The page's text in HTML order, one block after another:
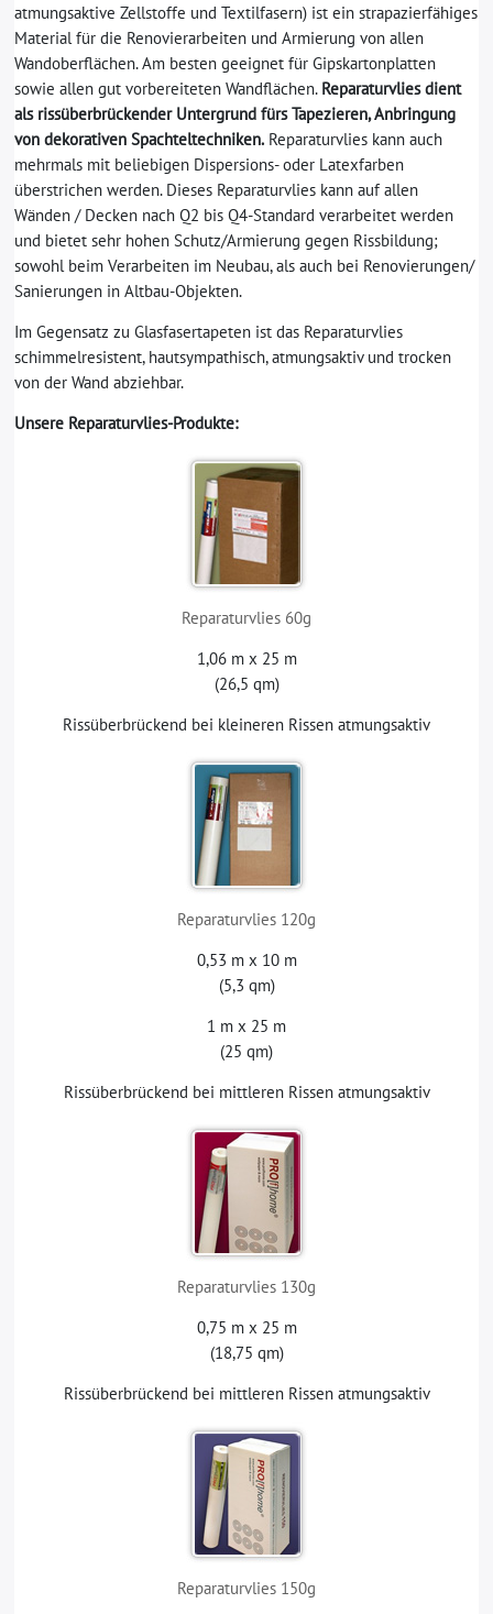
atmungsaktive Zellstoffe und Textilfasern) ist ein strapazierfähiges
Material für die Renovierarbeiten und Armierung von allen
Wandoberflächen. Am besten geeignet für Gipskartonplatten
sowie allen gut vorbereiteten Wandflächen. Reparaturvlies dient
als rissüberbrückender Untergrund fürs Tapezieren, Anbringung
von dekorativen Spachteltechniken. Reparaturvlies kann auch
mehrmals mit beliebigen Dispersions- oder Latexfarben
überstrichen werden. Dieses Reparaturvlies kann auf allen
Wänden / Decken nach Q2 bis Q4-Standard verarbeitet werden
und bietet sehr hohen Schutz/Armierung gegen Rissbildung;
sowohl beim Verarbeiten im Neubau, als auch bei Renovierungen/
Sanierungen in Altbau-Objekten.
Im Gegensatz zu Glasfasertapeten ist das Reparaturvlies
schimmelresistent, hautsympathisch, atmungsaktiv und trocken
von der Wand abziehbar.
Unsere Reparaturvlies-Produkte:
Reparaturvlies 60g
1,06 m x 25 m
(26,5 qm)
Rissüberbrückend bei kleineren Rissen atmungsaktiv
Reparaturvlies 120g
0,53 m x 10 m
(5,3 qm)
1 m x 25 m
(25 qm)
Rissüberbrückend bei mittleren Rissen atmungsaktiv
Reparaturvlies 130g
0,75 m x 25 m
(18,75 qm)
Rissüberbrückend bei mittleren Rissen atmungsaktiv
Reparaturvlies 150g